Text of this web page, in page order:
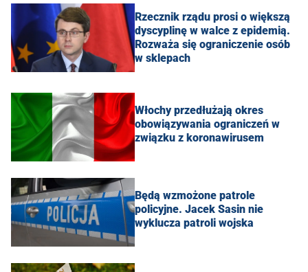
Rzecznik rządu prosi o większą
dyscyplinę w walce z epidemią.
Rozważa się ograniczenie osób
w sklepach
Włochy przedłużają okres
obowiązywania ograniczeń w
związku z koronawirusem
Będą wzmożone patrole
policyjne. Jacek Sasin nie
wyklucza patroli wojska